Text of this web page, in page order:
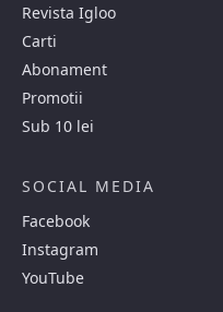
Revista Igloo
Carti
Abonament
Promotii
Sub 10 lei
SOCIAL MEDIA
Facebook
Instagram
YouTube